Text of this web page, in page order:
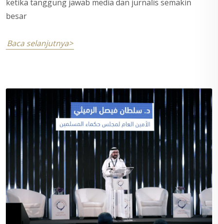
ketika tanggung jawab media dan jurnalis semakin
besar
Baca selanjutnya>